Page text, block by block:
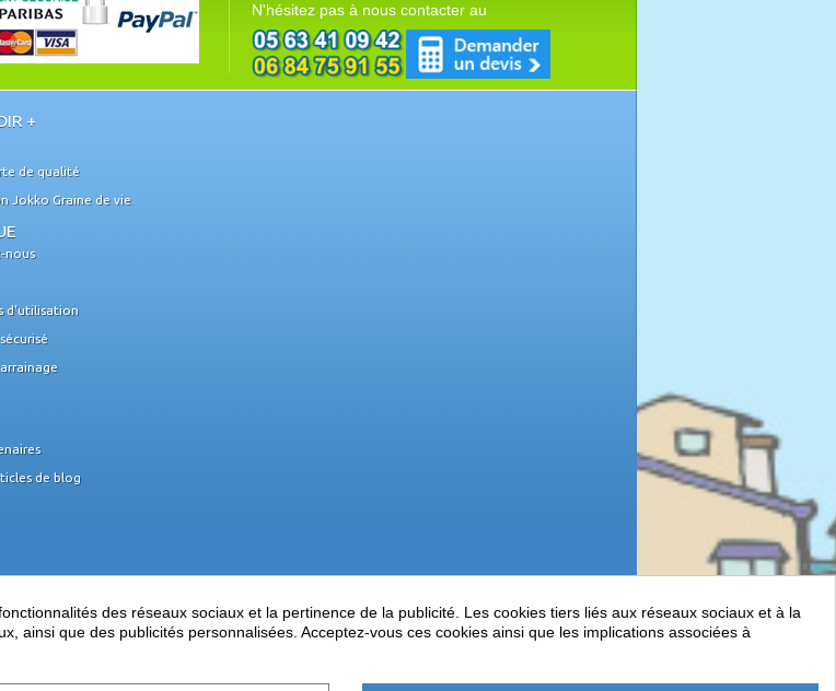
N'hésitez pas à nous contacter au
+
de qualité
Jokko Graine de vie
nous
d'utilisation
de blog
des réseaux sociaux et la pertinence de la publicité. Les cookies tiers liés aux réseaux sociaux et à la
ainsi que des publicités personnalisées. Acceptez-vous ces cookies ainsi que les implications associées à